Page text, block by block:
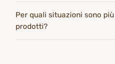
Per quali situazioni sono
prodotti?